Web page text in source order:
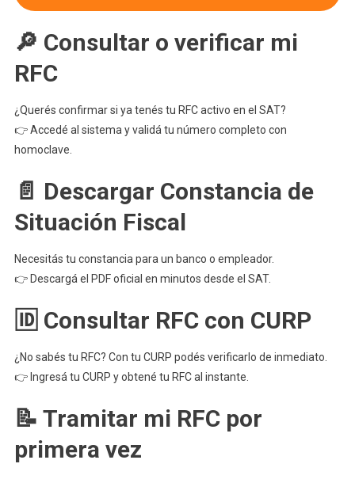
🔎 Consultar o verificar mi
RFC
¿Querés confirmar si ya tenés tu RFC activo en el SAT?
👉 Accedé al sistema y validá tu número completo con
homoclave.
📄 Descargar Constancia de
Situación Fiscal
Necesitás tu constancia para un banco o empleador.
👉 Descargá el PDF oficial en minutos desde el SAT.
🆔 Consultar RFC con CURP
¿No sabés tu RFC? Con tu CURP podés verificarlo de inmediato.
👉 Ingresá tu CURP y obtené tu RFC al instante.
📝 Tramitar mi RFC por
primera vez